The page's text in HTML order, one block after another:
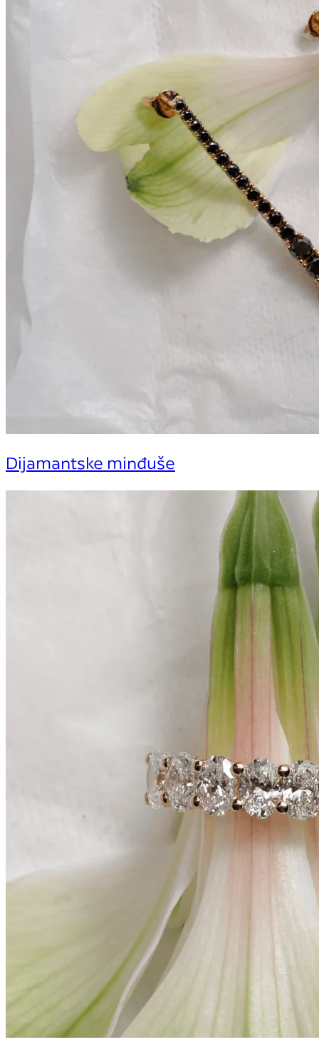
Dijamantske minđuše